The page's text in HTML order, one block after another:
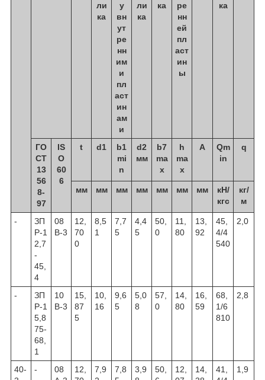
ли
ка
у
вн
ут
ре
нн
им
и
пл
аст
ин
ам
и
ли
ка
ка
ре
нн
ей
пл
аст
ин
ы
ка
ГО
СТ
13
56
8-
97
IS
O
60
6
t d1
b1
mi
n
d2
мм
b7
ma
x
h
ma
x
А
Qm
in
q
мм мм мм мм мм мм мм
кН/
кгс
кг/
м
-
ЗП
Р-1
2,7
-
45,
4
08
В-3
12,
70
0
8,5
1
7,7
5
4,4
5
50,
0
11,
80
13,
92
45,
4/4
540
2,0
-
ЗП
Р-1
5,8
75-
68,
1
10
В-3
15,
87
5
10,
16
9,6
5
5,0
8
57,
0
14,
80
16,
59
68,
1/6
810
2,8
40-
-
08
12,
7,9
7,8
3,9
50,
12,
14,
41,
1,9